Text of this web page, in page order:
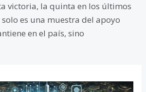
victoria, la quinta en los últimos
es una muestra del apoyo
en el país, sino